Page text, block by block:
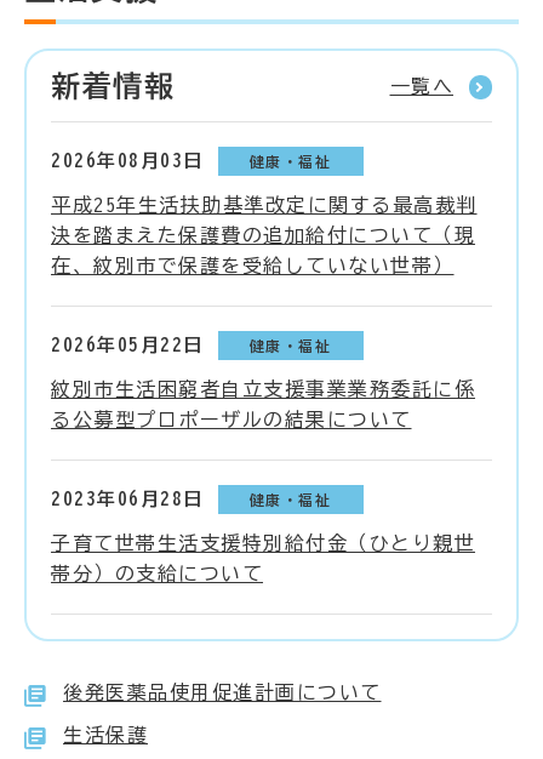
新着情報 一覧へ
2026年08月03日 健康・福祉
平成25年生活扶助基準改定に関する最高裁判
決を踏まえた保護費の追加給付について（現
在、紋別市で保護を受給していない世帯）
2026年05月22日 健康・福祉
紋別市生活困窮者自立支援事業業務委託に係
る公募型プロポーザルの結果について
2023年06月28日 健康・福祉
子育て世帯生活支援特別給付金（ひとり親世
帯分）の支給について
後発医薬品使用促進計画について
生活保護